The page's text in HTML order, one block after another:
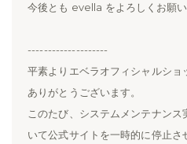
今後とも evella をよろしくお願い
--------------------
平素よりエベラオフィシャルショ
ありがとうございます。
このたび、システムメンテナン
いて公式サイトを一時的に停止さ